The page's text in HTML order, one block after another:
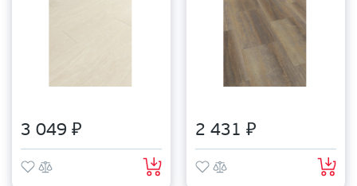
3 049 ₽ 2 431 ₽